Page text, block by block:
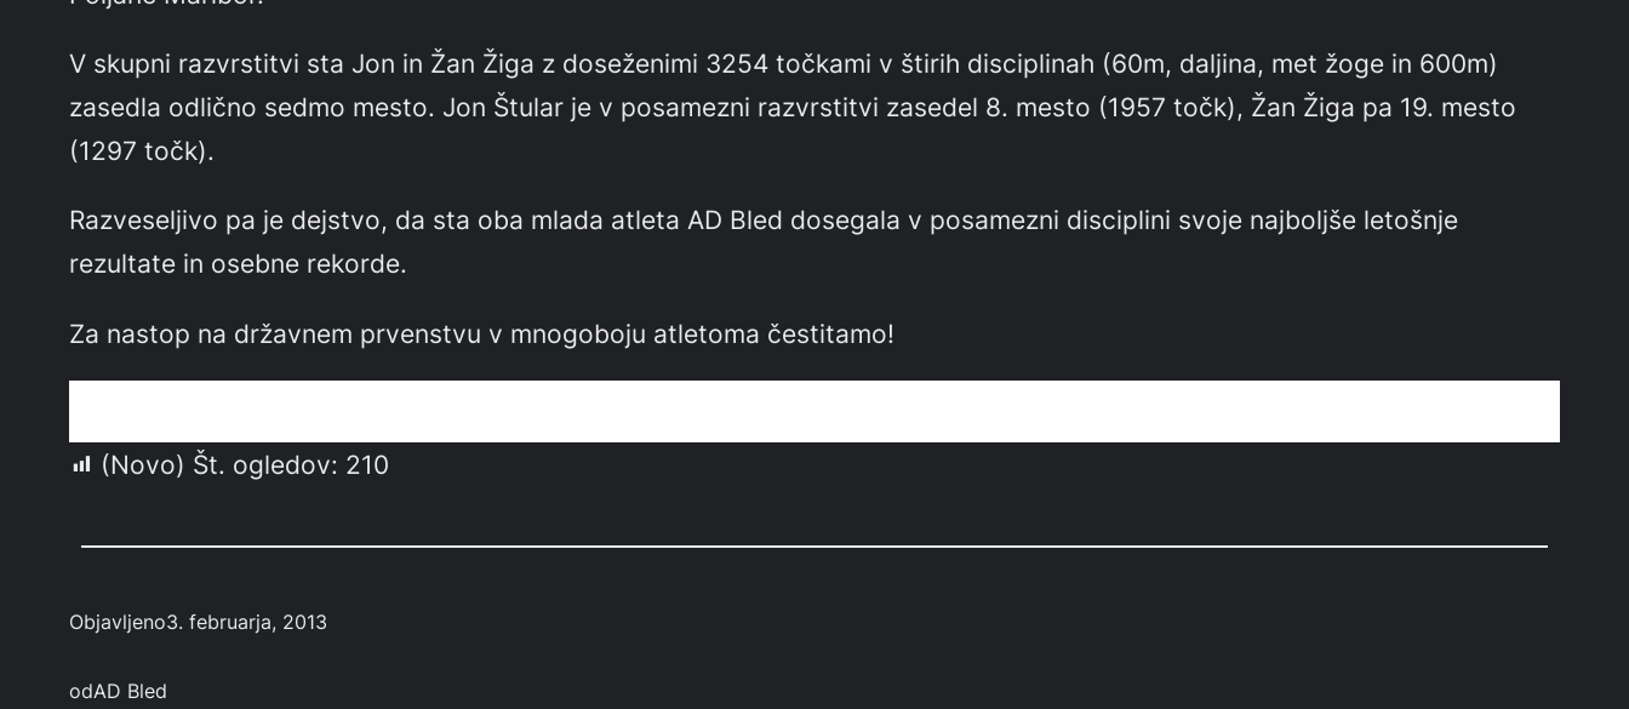
V skupni razvrstitvi sta Jon in Žan Žiga z doseženimi 3254 točkami v štirih disciplinah (60m, daljina, met žoge in 600m)
zasedla odlično sedmo mesto. Jon Štular je v posamezni razvrstitvi zasedel 8. mesto (1957 točk), Žan Žiga pa 19. mesto
(1297 točk).
Razveseljivo pa je dejstvo, da sta oba mlada atleta AD Bled dosegala v posamezni disciplini svoje najboljše letošnje
rezultate in osebne rekorde.
Za nastop na državnem prvenstvu v mnogoboju atletoma čestitamo!
(Novo) Št. ogledov: 210
Objavljeno3. februarja, 2013
odAD Bled